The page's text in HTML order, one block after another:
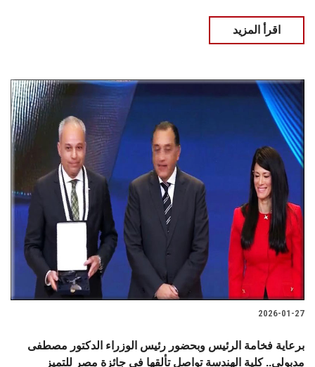
اقرأ المزيد
2026-01-27
برعاية فخامة الرئيس وبحضور رئيس الوزراء الدكتور مصطفى
مدبولي.. كلية الهندسة تواصل تألقها في جائزة مصر للتميز